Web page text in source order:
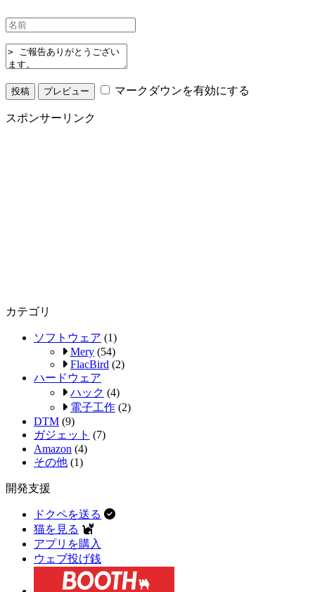
マークダウンを有効にする
スポンサーリンク
カテゴリ
ソフトウェア (1)
Mery (54)
FlacBird (2)
ハードウェア
ハック (4)
電子工作 (2)
DTM (9)
ガジェット (7)
Amazon (4)
その他 (1)
開発支援
ドクペを送る
猫を見る
アプリを購入
ウェブ投げ銭